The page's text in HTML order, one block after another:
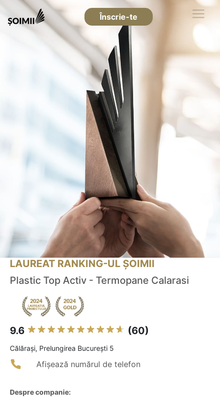
Înscrie-te
LAUREAT RANKING-UL ȘOIMII
Plastic Top Activ - Termopane Calarasi
9.6 (60)
Călăraşi, Prelungirea București 5
Afișează numărul de telefon
Despre companie: